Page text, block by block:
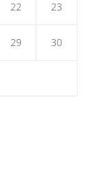
22 23
29 30